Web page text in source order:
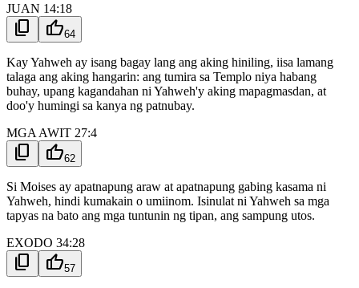
JUAN 14:18
content_copy thumb_up64
Kay Yahweh ay isang bagay lang ang aking hiniling, iisa lamang
talaga ang aking hangarin: ang tumira sa Templo niya habang
buhay, upang kagandahan ni Yahweh'y aking mapagmasdan, at
doo'y humingi sa kanya ng patnubay.
MGA AWIT 27:4
content_copy thumb_up62
Si Moises ay apatnapung araw at apatnapung gabing kasama ni
Yahweh, hindi kumakain o umiinom. Isinulat ni Yahweh sa mga
tapyas na bato ang mga tuntunin ng tipan, ang sampung utos.
EXODO 34:28
content_copy thumb_up57